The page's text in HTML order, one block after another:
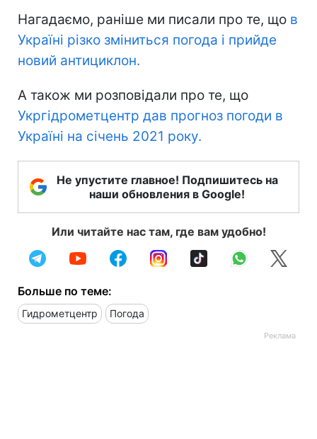
Нагадаємо, раніше ми писали про те, що в
Україні різко зміниться погода і прийде
новий антициклон.
А також ми розповідали про те, що
Укргідрометцентр дав прогноз погоди в
Україні на січень 2021 року.
Не упустите главное! Подпишитесь на
наши обновления в Google!
Или читайте нас там, где вам удобно!
Больше по теме:
Гидрометцентр Погода